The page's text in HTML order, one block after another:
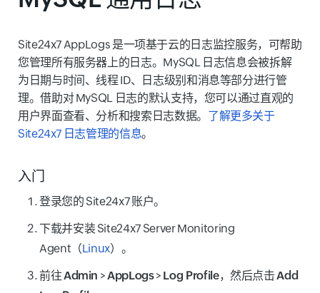
Site24x7 AppLogs 是一项基于云的日志监控服务，可帮助
您管理所有服务器上的日志。MySQL 日志信息会被拆解
为日期与时间、线程 ID、日志级别和消息等部分进行管
理。借助对 MySQL 日志的默认支持，您可以通过直观的
用户界面查看、分析和搜索日志数据。 了解更多关于
Site24x7 日志管理的信息。
入门
登录您的 Site24x7 账户。
下载并安装 Site24x7 Server Monitoring
Agent（Linux）。
前往Admin >AppLogs> Log Profile，然后点击Add